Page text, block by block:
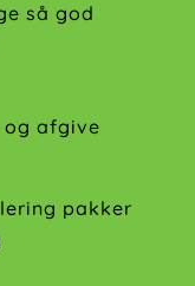
så god
afgive
pakker